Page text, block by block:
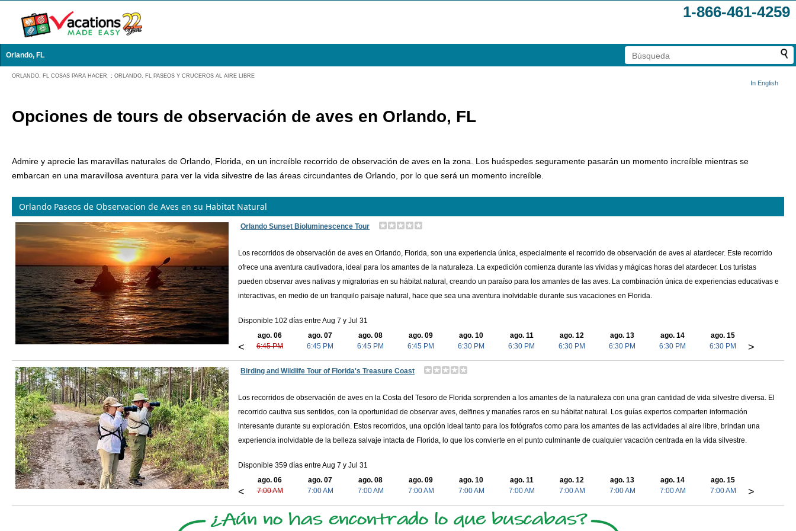
1-866-461-4259
Orlando, FL
ORLANDO, FL COSAS PARA HACER : ORLANDO, FL PASEOS Y CRUCEROS AL AIRE LIBRE
In English
Opciones de tours de observación de aves en Orlando, FL
Admire y aprecie las maravillas naturales de Orlando, Florida, en un increíble recorrido de observación de aves en la zona. Los huéspedes seguramente pasarán un momento increíble mientras se
embarcan en una maravillosa aventura para ver la vida silvestre de las áreas circundantes de Orlando, por lo que será un momento increíble.
Orlando Paseos de Observacion de Aves en su Habitat Natural
Orlando Sunset Bioluminescence Tour
Los recorridos de observación de aves en Orlando, Florida, son una experiencia única, especialmente el recorrido de observación de aves al atardecer. Este recorrido
ofrece una aventura cautivadora, ideal para los amantes de la naturaleza. La expedición comienza durante las vívidas y mágicas horas del atardecer. Los turistas
pueden observar aves nativas y migratorias en su hábitat natural, creando un paraíso para los amantes de las aves. La combinación única de experiencias educativas e
interactivas, en medio de un tranquilo paisaje natural, hace que sea una aventura inolvidable durante sus vacaciones en Florida.
Disponible 102 días entre Aug 7 y Jul 31
<
ago. 06
6:45 PM
ago. 07
6:45 PM
ago. 08
6:45 PM
ago. 09
6:45 PM
ago. 10
6:30 PM
ago. 11
6:30 PM
ago. 12
6:30 PM
ago. 13
6:30 PM
ago. 14
6:30 PM
ago. 15
6:30 PM
>
Birding and Wildlife Tour of Florida's Treasure Coast
Los recorridos de observación de aves en la Costa del Tesoro de Florida sorprenden a los amantes de la naturaleza con una gran cantidad de vida silvestre diversa. El
recorrido cautiva sus sentidos, con la oportunidad de observar aves, delfines y manatíes raros en su hábitat natural. Los guías expertos comparten información
interesante durante su exploración. Estos recorridos, una opción ideal tanto para los fotógrafos como para los amantes de las actividades al aire libre, brindan una
experiencia inolvidable de la belleza salvaje intacta de Florida, lo que los convierte en el punto culminante de cualquier vacación centrada en la vida silvestre.
Disponible 359 días entre Aug 7 y Jul 31
<
ago. 06
7:00 AM
ago. 07
7:00 AM
ago. 08
7:00 AM
ago. 09
7:00 AM
ago. 10
7:00 AM
ago. 11
7:00 AM
ago. 12
7:00 AM
ago. 13
7:00 AM
ago. 14
7:00 AM
ago. 15
7:00 AM
>